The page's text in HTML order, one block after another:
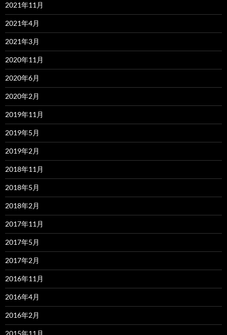
2021年11月
2021年4月
2021年3月
2020年11月
2020年6月
2020年2月
2019年11月
2019年5月
2019年2月
2018年11月
2018年5月
2018年2月
2017年11月
2017年5月
2017年2月
2016年11月
2016年4月
2016年2月
2015年11月